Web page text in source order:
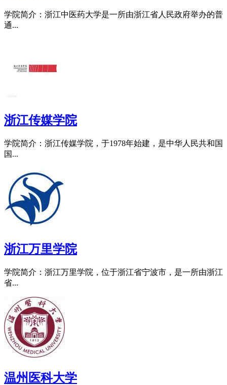
学院简介：浙江中医药大学是一所由浙江省人民政府举办的普
通...
浙江传媒学院
学院简介：浙江传媒学院，于1978年始建，是中华人民共和国
国...
浙江万里学院
学院简介：浙江万里学院，位于浙江省宁波市，是一所由浙江
省...
温州医科大学